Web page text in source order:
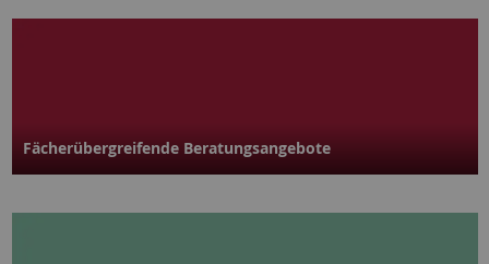
Fächerübergreifende Beratungsangebote